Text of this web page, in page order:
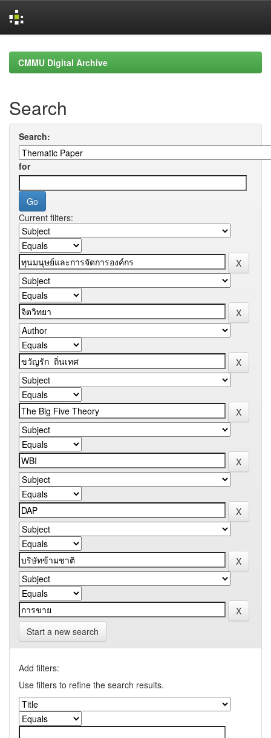
navigationCMMU Digital Archive
Search
Search:
for
Current filters:
Start a new search
Add filters:
Use filters to refine the search results.